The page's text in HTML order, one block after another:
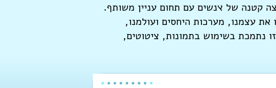
קטנה של ׭נשים עם תחום עניין משותף.
את עצמנו, מערכות היחסים ועולמנו,
נתמכת בשימוש בתמונות, ציטוטים,